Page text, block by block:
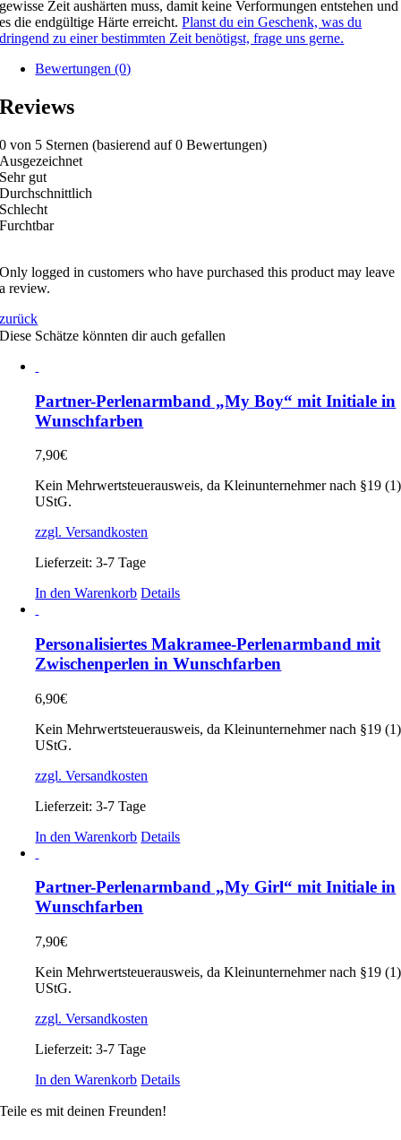
gewisse Zeit aushärten muss, damit keine Verformungen entstehen und
es die endgültige Härte erreicht.Planst du ein Geschenk, was du
dringend zu einer bestimmten Zeit benötigst, frage uns gerne.
Bewertungen (0)
Reviews
0 von 5 Sternen (basierend auf 0 Bewertungen)
Ausgezeichnet
Sehr gut
Durchschnittlich
Schlecht
Furchtbar
Only logged in customers who have purchased this product may leave
a review.
zurück
Diese Schätze könnten dir auch gefallen
Partner-Perlenarmband „My Boy“ mit Initiale in
Wunschfarben
7,90€
Kein Mehrwertsteuerausweis, da Kleinunternehmer nach §19 (1)
UStG.
zzgl. Versandkosten
Lieferzeit:3-7 Tage
In den Warenkorb Details
Personalisiertes Makramee-Perlenarmband mit
Zwischenperlen in Wunschfarben
6,90€
Kein Mehrwertsteuerausweis, da Kleinunternehmer nach §19 (1)
UStG.
zzgl. Versandkosten
Lieferzeit:3-7 Tage
In den Warenkorb Details
Partner-Perlenarmband „My Girl“ mit Initiale in
Wunschfarben
7,90€
Kein Mehrwertsteuerausweis, da Kleinunternehmer nach §19 (1)
UStG.
zzgl. Versandkosten
Lieferzeit:3-7 Tage
In den Warenkorb Details
Teile es mit deinen Freunden!